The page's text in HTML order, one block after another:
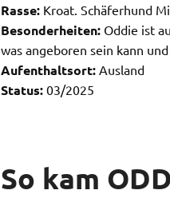
Rasse:Kroat. Schäferhund
Besonderheiten:Oddie ist
was angeboren sein kann
Aufenthaltsort:Ausland
Status:03/2025
So kam